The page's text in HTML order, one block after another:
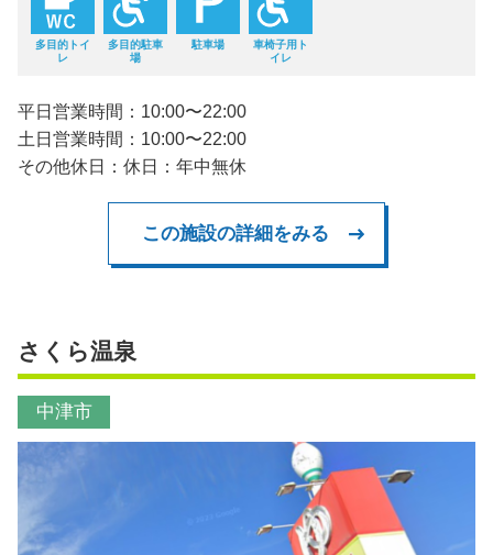
多目的トイ
レ
多目的駐車
場
駐車場
車椅子用ト
イレ
平日営業時間：10:00〜22:00
土日営業時間：10:00〜22:00
その他休日：休日：年中無休
この施設の詳細をみる
さくら温泉
中津市